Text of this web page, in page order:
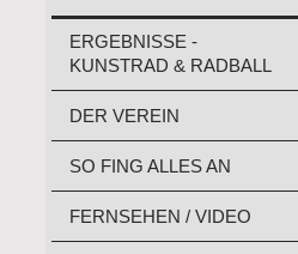
ERGEBNISSE -
KUNSTRAD & RADBALL
DER VEREIN
SO FING ALLES AN
FERNSEHEN / VIDEO